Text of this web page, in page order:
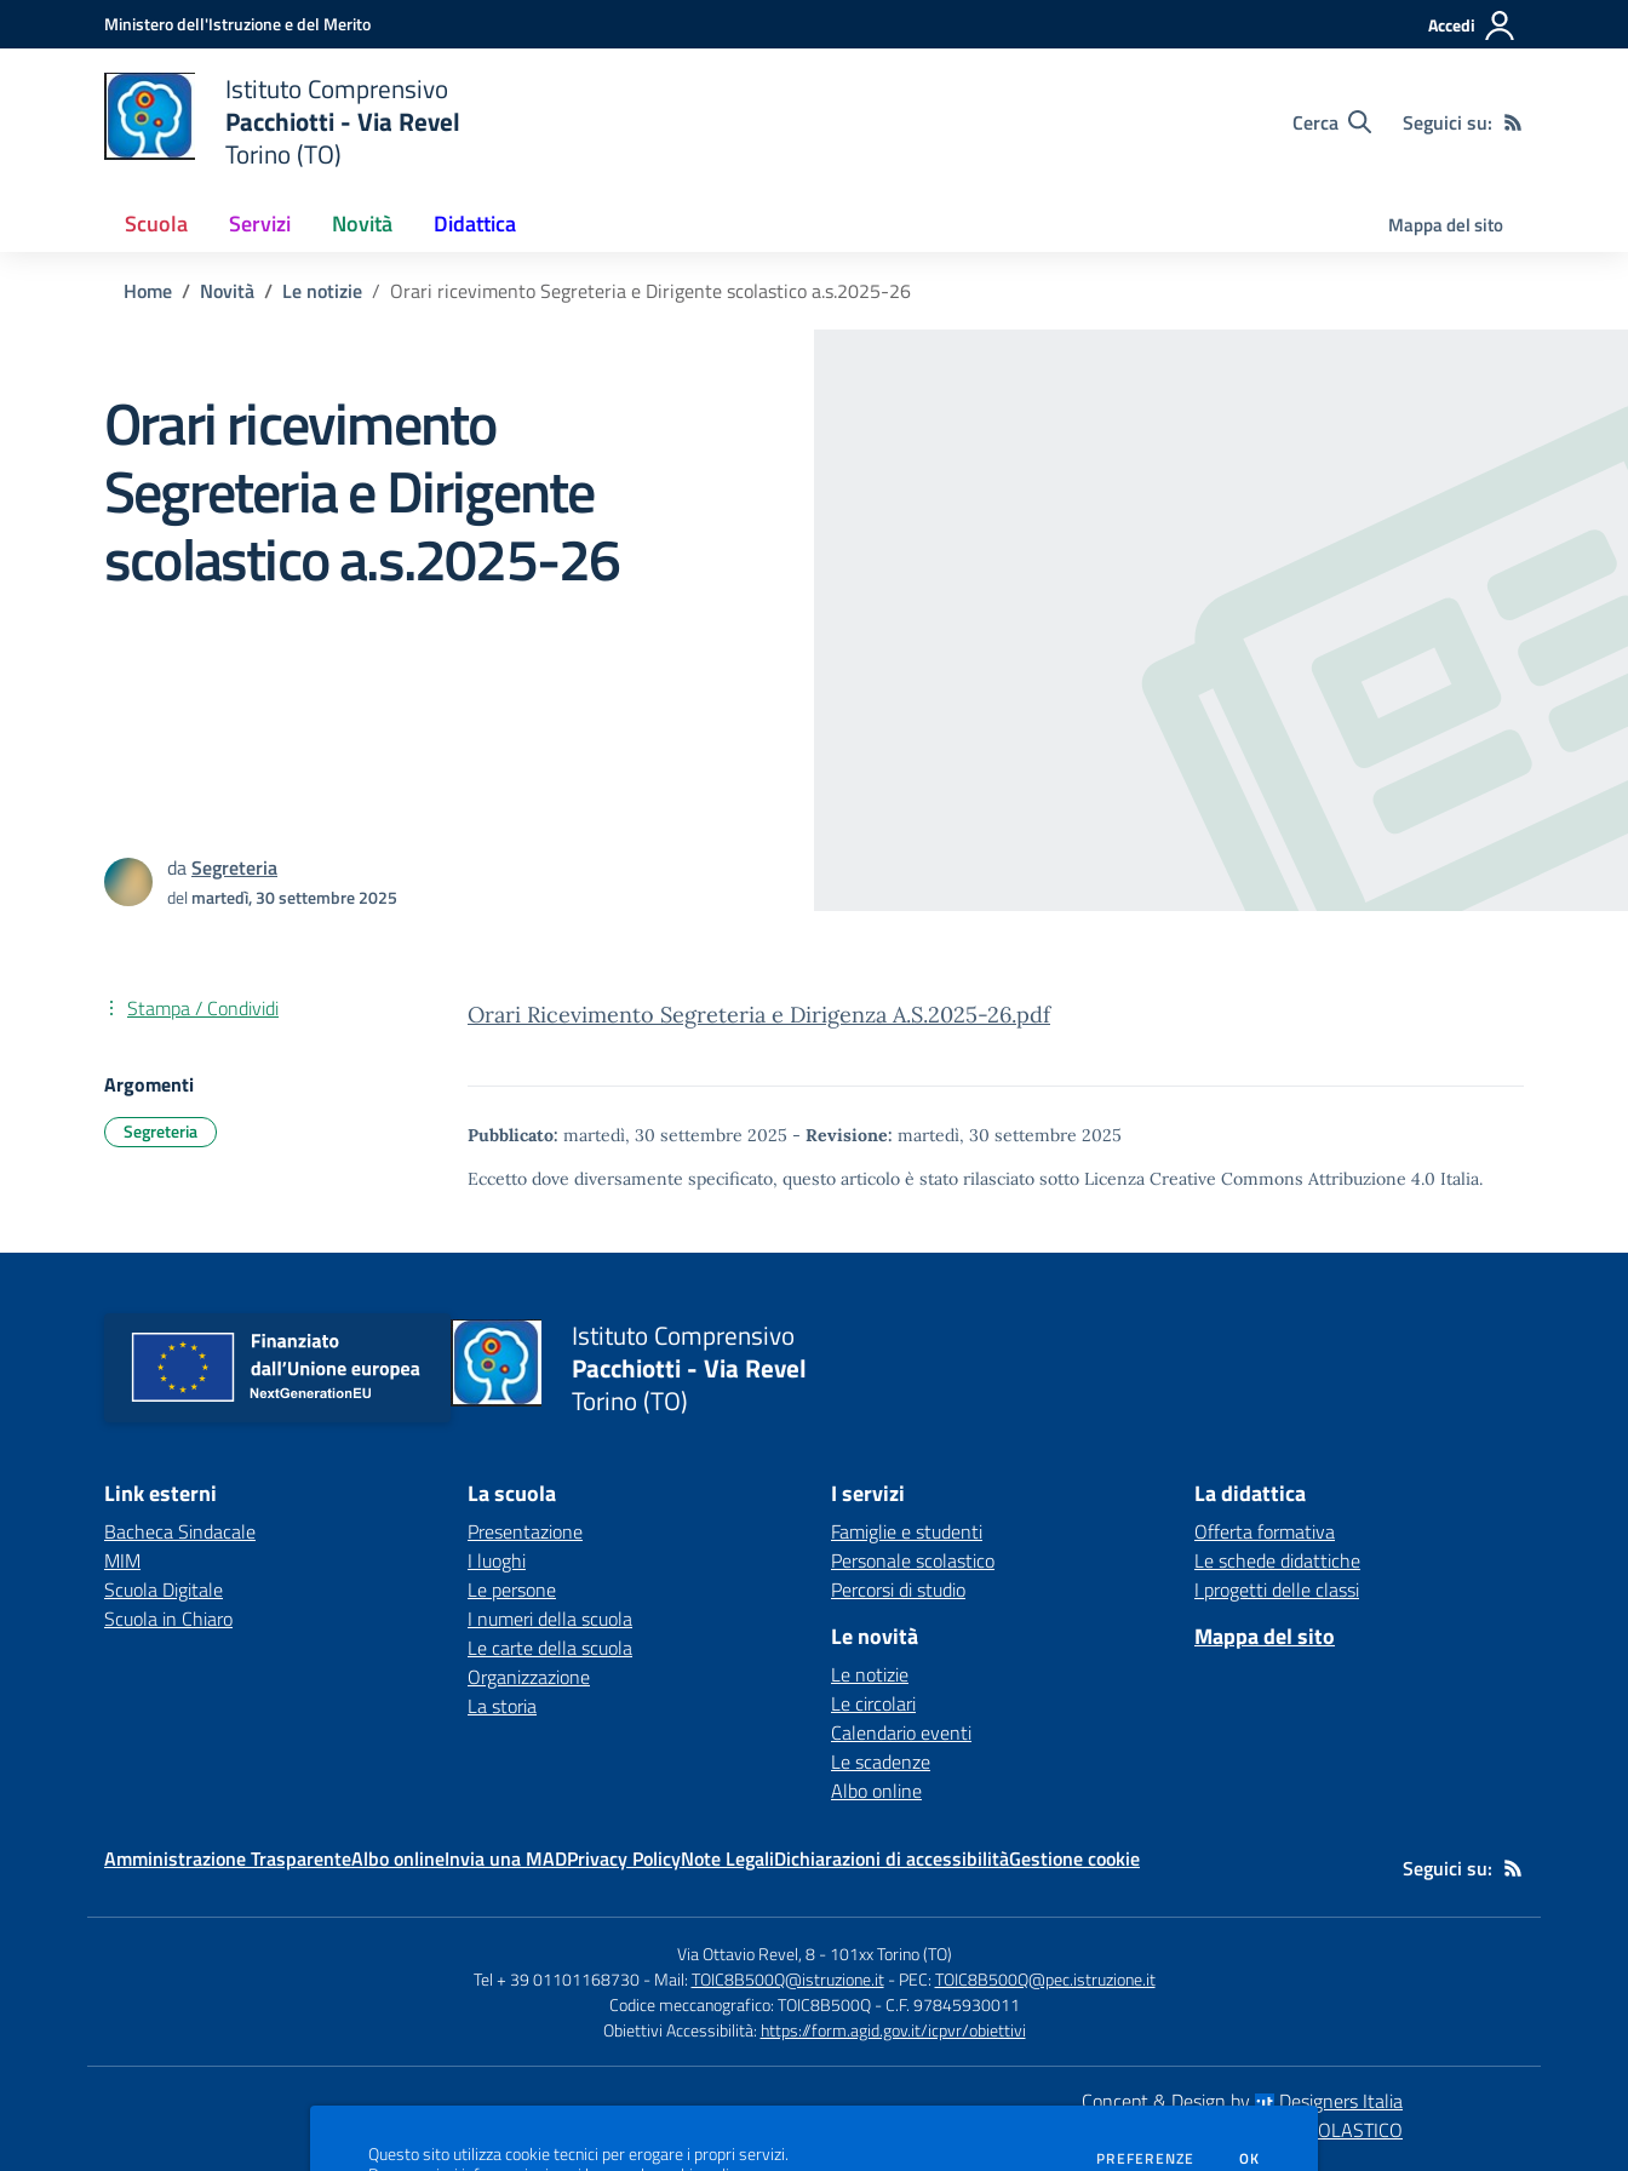
Vai ai contenuti
Vai al menu di navigazioneMinistero dell'Istruzione e del Merito Accedi
Istituto Comprensivo
Pacchiotti - Via Revel
Torino (TO)
Cerca Seguici su:
Scuola Servizi Novità Didattica Mappa del sito
Home Novità Le notizie Orari ricevimento Segreteria e Dirigente scolastico a.s.2025-26
Orari ricevimento
Segreteria e Dirigente
scolastico a.s.2025-26
daSegreteria
delmartedì, 30 settembre 2025
Orari Ricevimento Segreteria e Dirigenza A.S.2025-26.pdf
Pubblicato: martedì, 30 settembre 2025 - Revisione: martedì, 30 settembre 2025
Eccetto dove diversamente specificato, questo articolo è stato rilasciato sotto Licenza Creative Commons Attribuzione 4.0 Italia.
Stampa / Condividi
Argomenti
Segreteria
Istituto Comprensivo
Pacchiotti - Via Revel
Torino (TO)
Link esterni
Bacheca Sindacale
MIM
Scuola Digitale
Scuola in Chiaro
La scuola
Presentazione
I luoghi
Le persone
I numeri della scuola
Le carte della scuola
Organizzazione
La storia
I servizi
Famiglie e studenti
Personale scolastico
Percorsi di studio
Le novità
Le notizie
Le circolari
Calendario eventi
Le scadenze
Albo online
La didattica
Offerta formativa
Le schede didattiche
I progetti delle classi
Mappa del sito
Amministrazione TrasparenteAlbo onlineInvia una MADPrivacy PolicyNote LegaliDichiarazioni di accessibilitàGestione cookie Seguici su:
Via Ottavio Revel, 8 -101xx Torino (TO)
Tel + 39 01101168730 - Mail:TOIC8B500Q@istruzione.it - PEC:TOIC8B500Q@pec.istruzione.it
Codice meccanografico: TOIC8B500Q - C.F. 97845930011
Obiettivi Accessibilità: https://form.agid.gov.it/icpvr/obiettivi
Concept & Design by
Designers Italia
SCUOLASTICO
Questo sito utilizza cookie tecnici per erogare i propri servizi. PREFERENZE DEI COOKIE
OK